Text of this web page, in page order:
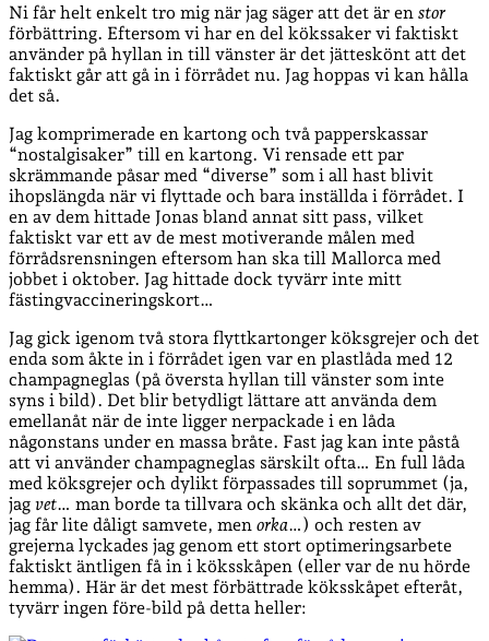
Ni får helt enkelt tro mig när jag säger att det är en stor
förbättring. Eftersom vi har en del kökssaker vi faktiskt
använder på hyllan in till vänster är det jätteskönt att det
faktiskt går att gå in i förrådet nu. Jag hoppas vi kan hålla
det så.
Jag komprimerade en kartong och två papperskassar
“nostalgisaker” till en kartong. Vi rensade ett par
skrämmande påsar med “diverse” som i all hast blivit
ihopslängda när vi flyttade och bara inställda i förrådet. I
en av dem hittade Jonas bland annat sitt pass, vilket
faktiskt var ett av de mest motiverande målen med
förrådsrensningen eftersom han ska till Mallorca med
jobbet i oktober. Jag hittade dock tyvärr inte mitt
fästingvaccineringskort…
Jag gick igenom två stora flyttkartonger köksgrejer och det
enda som åkte in i förrådet igen var en plastlåda med 12
champagneglas (på översta hyllan till vänster som inte
syns i bild). Det blir betydligt lättare att använda dem
emellanåt när de inte ligger nerpackade i en låda
någonstans under en massa bråte. Fast jag kan inte påstå
att vi använder champagneglas särskilt ofta… En full låda
med köksgrejer och dylikt förpassades till soprummet (ja,
jag vet… man borde ta tillvara och skänka och allt det där,
jag får lite dåligt samvete, men orka…) och resten av
grejerna lyckades jag genom ett stort optimeringsarbete
faktiskt äntligen få in i köksskåpen (eller var de nu hörde
hemma). Här är det mest förbättrade köksskåpet efteråt,
tyvärr ingen före-bild på detta heller: